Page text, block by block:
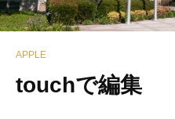
APPLE
touchで編集